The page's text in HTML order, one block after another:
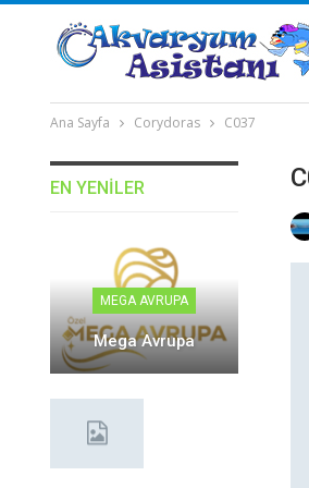
Ana Sayfa Corydoras C037
EN YENILER
MEGA AVRUPA
Mega Avrupa